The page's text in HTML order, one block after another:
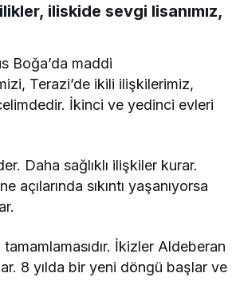
iliskide sevgi lisanımız,
Boğa’da maddi
Terazi’de ikili ilişkilerimiz,
İkinci ve yedinci evleri
Daha sağlıklı ilişkiler kurar.
sıkıntı yaşanıyorsa
İkizler Aldeberan
8 yılda bir yeni döngü başlar ve